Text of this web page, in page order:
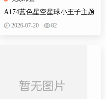
A174蓝色星空星球小王子主题
宝宝宴百天十岁生日舞台设计
2026-07-20 82